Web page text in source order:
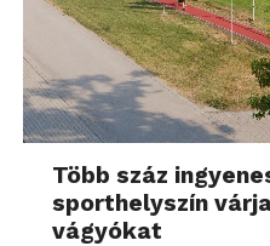
Több száz
sporthelyszín
vágyókat